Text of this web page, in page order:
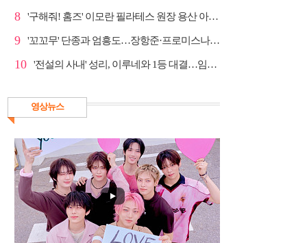
8 '구해줘! 홈즈' 이모란 필라테스 원장 용산 아파트 방...
9 '꼬꼬무' 단종과 엄흥도…장항준·프로미스나인 이채영·...
10 '전설의 사내' 성리, 이루네와 1등 대결…임영웅 '보금...
영상뉴스